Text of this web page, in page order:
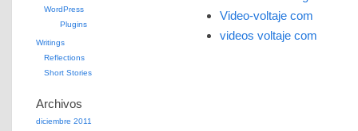
Video-voltaje com
videos voltaje com
WordPress
Plugins
Writings
Reflections
Short Stories
Archivos
diciembre 2011